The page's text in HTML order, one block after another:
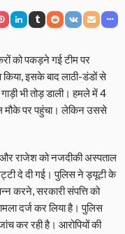
को पकड़ने गई टीम पर
किया, इसके बाद लाठी-डंडों से
भी तोड़ डाली। हमले में 4
मौके पर पहुंचा। लेकिन उससे
और राजेश को नजदीकी अस्पताल
दे दी गई। पुलिस ने ड्यूटी के
करने, सरकारी संपत्ति को
दर्ज कर लिया है। पुलिस
कर रही है। आरोपियों की